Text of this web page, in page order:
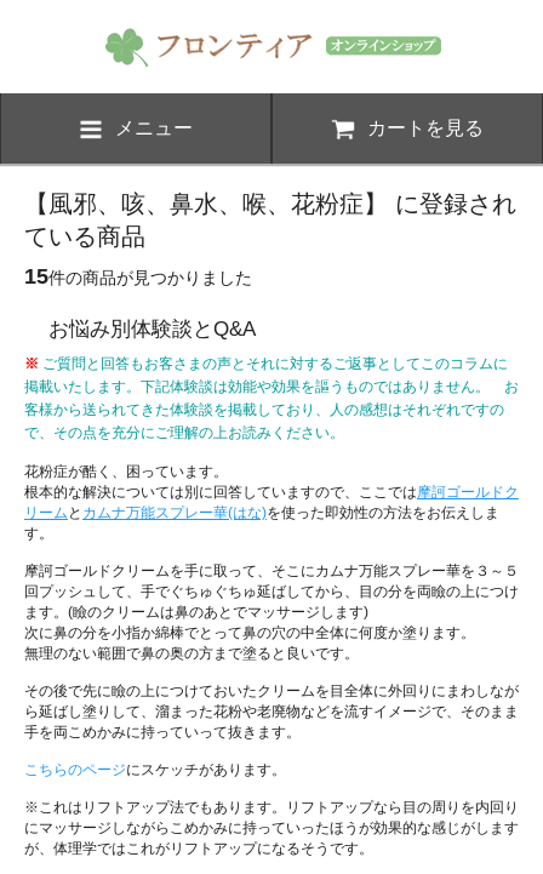
メニュー カートを見る
【風邪、咳、鼻水、喉、花粉症】 に登録され
ている商品
15件の商品が見つかりました
お悩み別体験談とQ&A
※ ご質問と回答もお客さまの声とそれに対するご返事としてこのコラムに
掲載いたします。下記体験談は効能や効果を謳うものではありません。 お
客様から送られてきた体験談を掲載しており、人の感想はそれぞれですの
で、その点を充分にご理解の上お読みください。
花粉症が酷く、困っています。
根本的な解決については別に回答していますので、ここでは摩訶ゴールドク
リーム と カムナ万能スプレー華(はな)を使った即効性の方法をお伝えしま
す。
摩訶ゴールドクリームを手に取って、そこにカムナ万能スプレー華を３～５
回プッシュして、手でぐちゅぐちゅ延ばしてから、目の分を両瞼の上につけ
ます。(瞼のクリームは鼻のあとでマッサージします)
次に鼻の分を小指か綿棒でとって鼻の穴の中全体に何度か塗ります。
無理のない範囲で鼻の奥の方まで塗ると良いです。
その後で先に瞼の上につけておいたクリームを目全体に外回りにまわしなが
ら延ばし塗りして、溜まった花粉や老廃物などを流すイメージで、そのまま
手を両こめかみに持っていって抜きます。
こちらのページにスケッチがあります。
※これはリフトアップ法でもあります。リフトアップなら目の周りを内回り
にマッサージしながらこめかみに持っていったほうが効果的な感じがします
が、体理学ではこれがリフトアップになるそうです。